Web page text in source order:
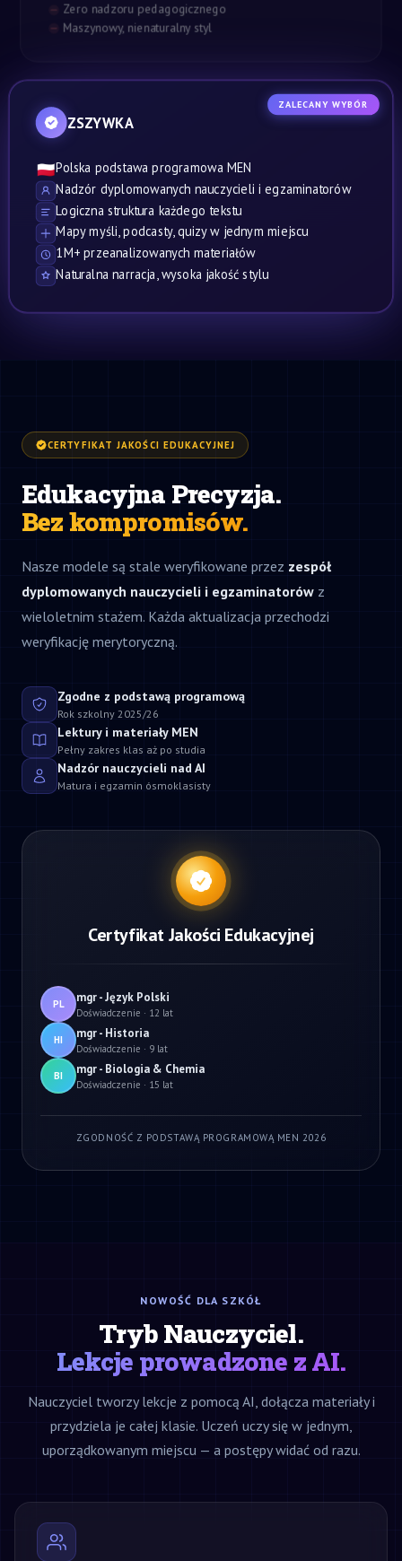
Zero nadzoru pedagogicznego
Maszynowy, nienaturalny styl
ZALECANY WYBÓR
ZSZYWKA
🇵🇱Polska podstawa programowa MEN
Nadzór dyplomowanych nauczycieli i egzaminatorów
Logiczna struktura każdego tekstu
Mapy myśli, podcasty, quizy w jednym miejscu
1M+ przeanalizowanych materiałów
Naturalna narracja, wysoka jakość stylu
CERTYFIKAT JAKOŚCI EDUKACYJNEJ
Edukacyjna Precyzja.
Bez kompromisów.
Nasze modele są stale weryfikowane przez zespół
dyplomowanych nauczycieli i egzaminatorów z
wieloletnim stażem. Każda aktualizacja przechodzi
weryfikację merytoryczną.
Zgodne z podstawą programową
Rok szkolny 2025/26
Lektury i materiały MEN
Pełny zakres klas aż po studia
Nadzór nauczycieli nad AI
Matura i egzamin ósmoklasisty
Certyfikat Jakości Edukacyjnej
PL mgr - Język Polski
Doświadczenie · 12 lat
HI mgr - Historia
Doświadczenie · 9 lat
BI mgr - Biologia & Chemia
Doświadczenie · 15 lat
ZGODNOŚĆ Z PODSTAWĄ PROGRAMOWĄ MEN 2026
NOWOŚĆ DLA SZKÓŁ
Tryb Nauczyciel.
Lekcje prowadzone z AI.
Nauczyciel tworzy lekcje z pomocą AI, dołącza materiały i
przydziela je całej klasie. Uczeń uczy się w jednym,
uporządkowanym miejscu — a postępy widać od razu.